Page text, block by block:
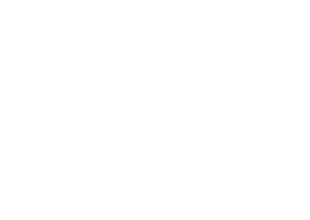
Lord of Boards по адресу в
Тернополь, Черкассы и